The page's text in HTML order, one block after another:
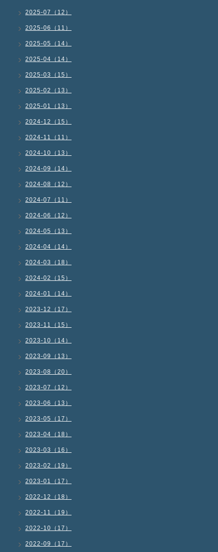
2025-07（12）
2025-06（11）
2025-05（14）
2025-04（14）
2025-03（15）
2025-02（13）
2025-01（13）
2024-12（15）
2024-11（11）
2024-10（13）
2024-09（14）
2024-08（12）
2024-07（11）
2024-06（12）
2024-05（13）
2024-04（14）
2024-03（18）
2024-02（15）
2024-01（14）
2023-12（17）
2023-11（15）
2023-10（14）
2023-09（13）
2023-08（20）
2023-07（12）
2023-06（13）
2023-05（17）
2023-04（18）
2023-03（16）
2023-02（19）
2023-01（17）
2022-12（18）
2022-11（19）
2022-10（17）
2022-09（17）